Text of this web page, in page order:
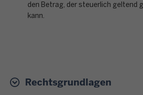
den Betrag, der steuerlich geltend
kann.
Rechtsgrundlagen